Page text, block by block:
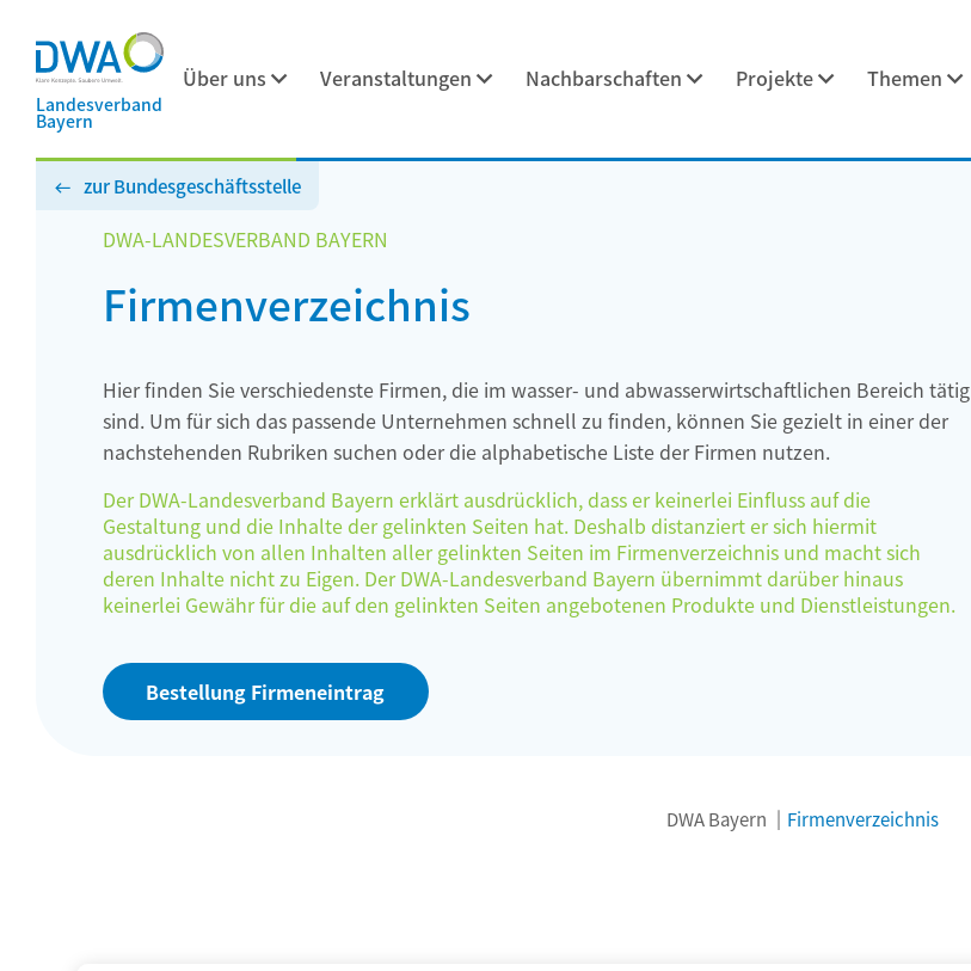
Landesverband
Bayern
Über uns Veranstaltungen Nachbarschaften Projekte Themen
zur Bundesgeschäftsstelle
DWA-LANDESVERBAND BAYERN
Firmenverzeichnis
Hier finden Sie verschiedenste Firmen, die im wasser- und abwasserwirtschaftlichen Bereich tätig
sind. Um für sich das passende Unternehmen schnell zu finden, können Sie gezielt in einer der
nachstehenden Rubriken suchen oder die alphabetische Liste der Firmen nutzen.
Der DWA-Landesverband Bayern erklärt ausdrücklich, dass er keinerlei Einfluss auf die
Gestaltung und die Inhalte der gelinkten Seiten hat. Deshalb distanziert er sich hiermit
ausdrücklich von allen Inhalten aller gelinkten Seiten im Firmenverzeichnis und macht sich
deren Inhalte nicht zu Eigen. Der DWA-Landesverband Bayern übernimmt darüber hinaus
keinerlei Gewähr für die auf den gelinkten Seiten angebotenen Produkte und Dienstleistungen.
Bestellung Firmeneintrag
DWA Bayern Firmenverzeichnis